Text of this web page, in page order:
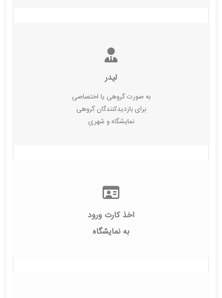
لیدر
به صورت گروهی یا اختصاصی
برای بازدیدکنندگان گروهی
نمایشگاه و شهری
اخذ کارت ورود
به نمایشگاه